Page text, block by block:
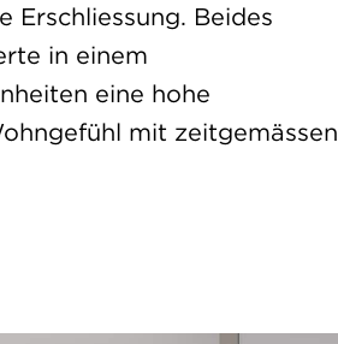
Erschliessung. Beides
in einem
eine hohe
mit zeitgemässen